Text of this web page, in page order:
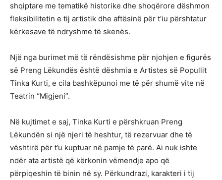
shqiptare me tematikë historike dhe shoqërore dëshmon
fleksibilitetin e tij artistik dhe aftësinë për t’iu përshtatur
kërkesave të ndryshme të skenës.
Një nga burimet më të rëndësishme për njohjen e figurës
së Preng Lëkundës është dëshmia e Artistes së Popullit
Tinka Kurti, e cila bashkëpunoi me të për shumë vite në
Teatrin “Migjeni”.
Në kujtimet e saj, Tinka Kurti e përshkruan Preng
Lëkundën si një njeri të heshtur, të rezervuar dhe të
vështirë për t’u kuptuar në pamje të parë. Ai nuk ishte
ndër ata artistë që kërkonin vëmendje apo që
përpiqeshin të binin në sy. Përkundrazi, karakteri i tij